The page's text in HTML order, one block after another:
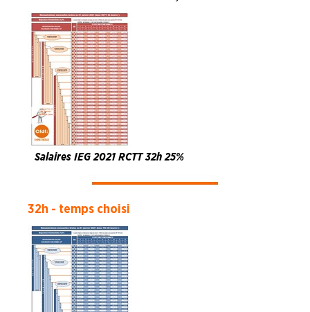
Salaires IEG 2021 RCTT 32h 25%
32h - temps choisi